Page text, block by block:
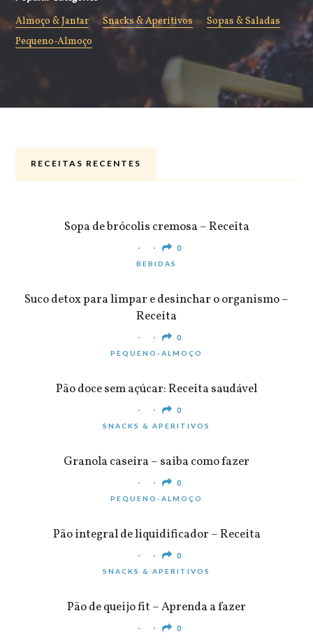
Almoço & Jantar Snacks & Aperitivos
Sopas & Saladas
Pequeno-Almoço
RECEITAS RECENTES
Sopa de brócolis cremosa – Receita
0
BEBIDAS
Suco detox para limpar e desinchar o organismo –
Receita
0
PEQUENO-ALMOÇO
Pão doce sem açúcar: Receita saudável
0
SNACKS & APERITIVOS
Granola caseira – saiba como fazer
0
PEQUENO-ALMOÇO
Pão integral de liquidificador – Receita
0
SNACKS & APERITIVOS
Pão de queijo fit – Aprenda a fazer
0